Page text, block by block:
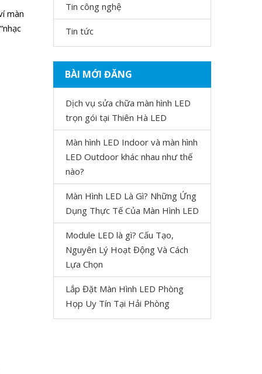
màn
Tin công nghệ
Tin tức
BÀI MỚI ĐĂNG
Dịch vụ sửa chữa màn hình LED
trọn gói tại Thiên Hà LED
Màn hình LED Indoor và màn hình
LED Outdoor khác nhau như thế
nào?
Màn Hình LED Là Gì? Những Ứng
Dụng Thực Tế Của Màn Hình LED
Module LED là gì? Cấu Tạo,
Nguyên Lý Hoạt Động Và Cách
Lựa Chọn
Lắp Đặt Màn Hình LED Phòng
Họp Uy Tín Tại Hải Phòng